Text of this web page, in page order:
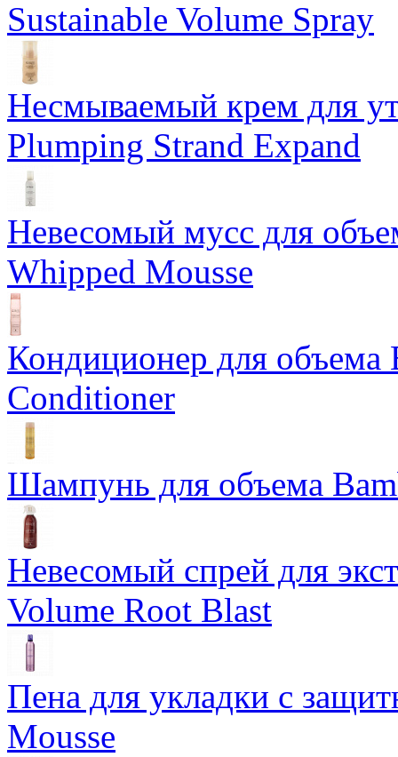
Sustainable Volume Spray
Несмываемый крем для
Plumping Strand Expand
Невесомый мусс для
Whipped Mousse
Кондиционер для объема
Conditioner
Шампунь для объема
Невесомый спрей для
Volume Root Blast
Пена для укладки с
Mousse